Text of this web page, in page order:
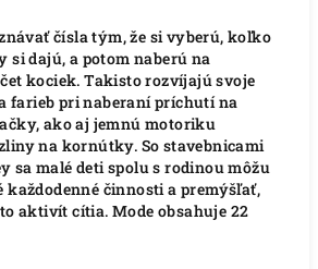
čísla tým, že si vyberú, koľko
si dajú, a potom naberú na
kociek. Takisto rozvíjajú svoje
farieb pri naberaní príchutí na
ako aj jemnú motoriku
na kornútky. So stavebnicami
sa malé deti spolu s rodinou môžu
každodenné činnosti a premýšľať,
aktivít cítia. Mode obsahuje 22